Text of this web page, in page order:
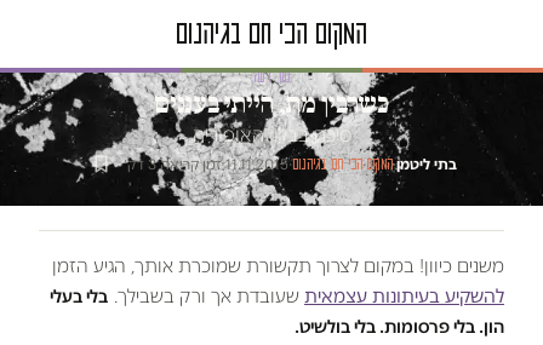
טור דעה
כשרבין מת, הייתי בעננים
סיכה בבלון האופוריה
בתי ליטמן·המקום הכי חם בגיהנום·
11.11.2015
·זמן קריאה 3 דק׳
משנים כיוון! במקום לצרוך תקשורת שמוכרת אותך, הגיע הזמן
להשקיע בעיתונות עצמאית שעובדת אך ורק בשבילך. בלי בעלי
הון. בלי פרסומות. בלי בולשיט.